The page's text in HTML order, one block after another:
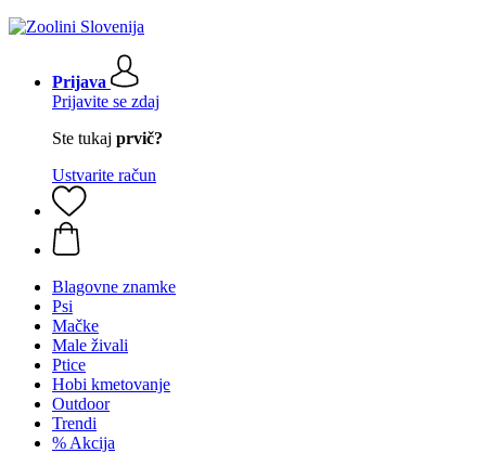
Prijava
Prijavite se zdaj
Ste tukaj prvič?
Ustvarite račun
Blagovne znamke
Psi
Mačke
Male živali
Ptice
Hobi kmetovanje
Outdoor
Trendi
% Akcija